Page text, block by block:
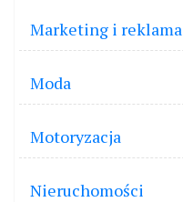
Marketing i reklama
Moda
Motoryzacja
Nieruchomości